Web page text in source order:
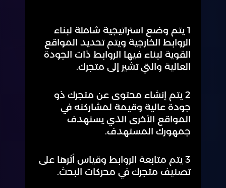
1 يتم وضع استراتيجية شاملة لبناء
الروابط الخارجية ويتم تحديد المواقع
القوية لبناء فيها الروابط ذات الجودة
العالية والتي تشير إلى متجرك.
2 يتم إنشاء محتوى عن متجرك ذو
جودة عالية وقيمة لمشاركته في
المواقع الأخرى الذي يستهدف
جمهورك المستهدف.
3 يتم متابعة الروابط وقياس أثرها على
تصنيف متجرك في محركات البحث.